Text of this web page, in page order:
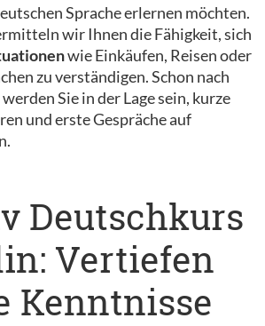
Sprache erlernen möchten.
wir Ihnen die Fähigkeit, sich
wie Einkäufen, Reisen oder
zu verständigen. Schon nach
Sie in der Lage sein, kurze
und erste Gespräche auf
Deutschkurs
Vertiefen
Kenntnisse